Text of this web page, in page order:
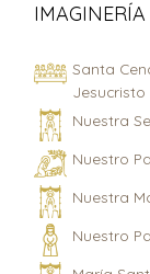
IMAGINERÍA
Santa
Jesucristo
Nuestra
Nuestro
Nuestra
Nuestro